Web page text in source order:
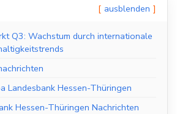
ausblenden
Q3: Wachstum durch internationale
Landesbank Hessen-Thüringen
Hessen-Thüringen Nachrichten